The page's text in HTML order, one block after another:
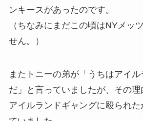
ンキースがあったのです。
（ちなみにまだこの頃はNYメッ
せん。）
またトニーの弟が「うちはアイ
だ」と言っていましたが、その
アイルランドギャングに殴られた